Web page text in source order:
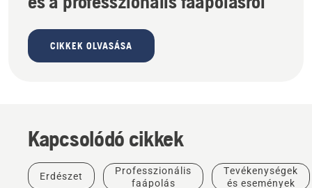
CIKKEK OLVASÁSA
Kapcsolódó cikkek
Erdészet
Professzionális
faápolás
Tevékenységek
és események
és
inspiráció